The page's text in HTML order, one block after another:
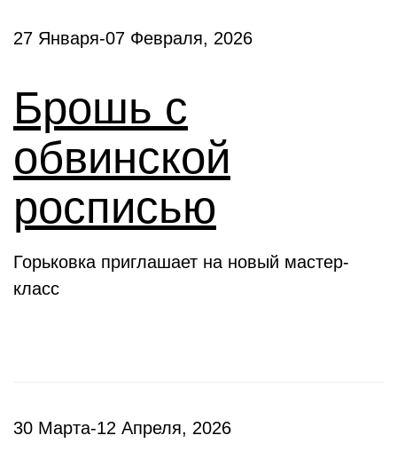
27 Января-07 Февраля, 2026
Брошь с
обвинской
росписью
Горьковка приглашает на новый мастер-
класс
30 Марта-12 Апреля, 2026